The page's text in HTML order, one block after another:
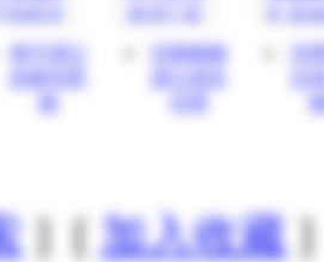
种子进口
日韩植物
] [ 加入收藏]